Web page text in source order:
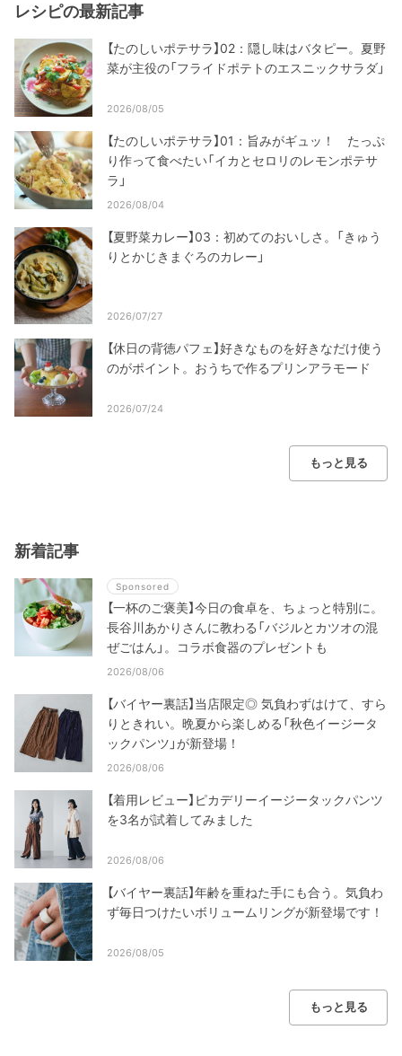
レシピの最新記事
【たのしいポテサラ】02：隠し味はバタピー。夏野
菜が主役の「フライドポテトのエスニックサラダ」
2026/08/05
【たのしいポテサラ】01：旨みがギュッ！ たっぷ
り作って食べたい「イカとセロリのレモンポテサ
ラ」
2026/08/04
【夏野菜カレー】03：初めてのおいしさ。「きゅう
りとかじきまぐろのカレー」
2026/07/27
【休日の背徳パフェ】好きなものを好きなだけ使う
のがポイント。おうちで作るプリンアラモード
2026/07/24
もっと見る
新着記事
Sponsored
【一杯のご褒美】今日の食卓を、ちょっと特別に。
長谷川あかりさんに教わる「バジルとカツオの混
ぜごはん」。コラボ食器のプレゼントも
2026/08/06
【バイヤー裏話】当店限定◎ 気負わずはけて、すら
りときれい。晩夏から楽しめる「秋色イージータ
ックパンツ」が新登場！
2026/08/06
【着用レビュー】ピカデリーイージータックパンツ
を3名が試着してみました
2026/08/06
【バイヤー裏話】年齢を重ねた手にも合う。気負わ
ず毎日つけたいボリュームリングが新登場です！
2026/08/05
もっと見る